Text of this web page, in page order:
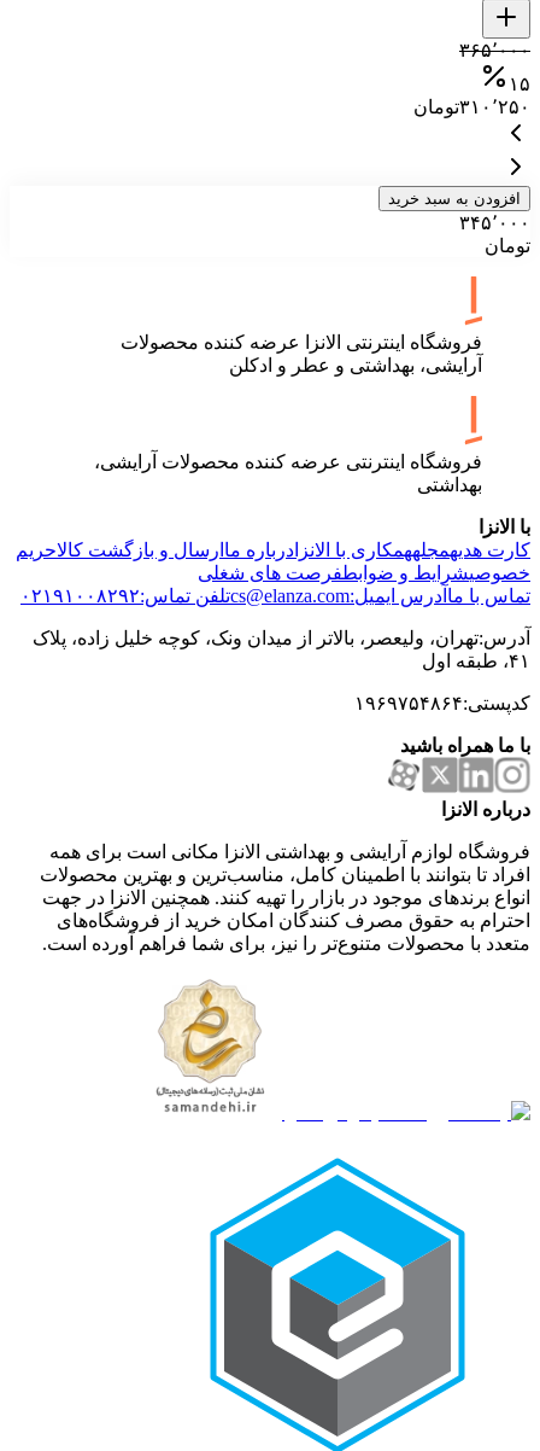
۳۶۵٬۰۰۰
۱۵
۳۱۰٬۲۵۰تومان
افزودن به سبد خرید
۳۴۵٬۰۰۰
تومان
فروشگاه اینترنتی الانزا عرضه کننده محصولات
آرایشی، بهداشتی و عطر و ادکلن
فروشگاه اینترنتی عرضه کننده محصولات آرایشی،
بهداشتی
با الانزا
کارت هدیهمجلههمکاری با الانزا درباره ما ارسال و بازگشت کالاحریم
خصوصیشرایط و ضوابطفرصت های شغلی
تماس با ما آدرس ایمیل:cs@elanza.com تلفن تماس:۰۲۱۹۱۰۰۸۲۹۲
آدرس:تهران، ولیعصر، بالاتر از میدان ونک، کوچه خلیل زاده، پلاک
۴۱، طبقه اول
کدپستی:۱۹۶۹۷۵۴۸۶۴
با ما همراه باشید
درباره الانزا
فروشگاه لوازم آرایشی و بهداشتی الانزا مکانی است برای همه
افراد تا بتوانند با اطمینان کامل، مناسب‌ترین و بهترین محصولات
انواع برندهای موجود در بازار را تهیه کنند. همچنین الانزا در جهت
احترام به حقوق مصرف کنندگان امکان خرید از فروشگاه‌های
متعدد با محصولات متنوع‌تر را نیز، برای شما فراهم آورده است.